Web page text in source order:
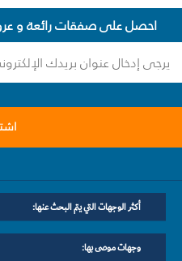
احصل على صفقات رائعة و
أكثر الوجهات التي يتم البحث عنها:
وجهات موصى بها: